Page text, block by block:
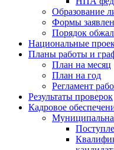
Образование
Формы
Порядок
Национальные
Планы работы и
План на месяц
План на год
Регламент
Результаты проверок
Кадровое